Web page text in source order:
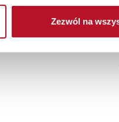
Zezwól na